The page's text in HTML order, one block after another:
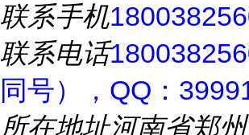
联系手机
联系电话
同号），QQ：
所在地址河南省郑